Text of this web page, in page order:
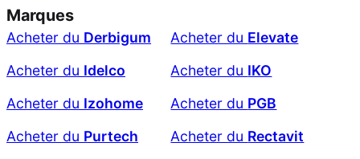
Marques
Acheter du Derbigum Acheter du Elevate
Acheter du Idelco Acheter du IKO
Acheter du Izohome Acheter du PGB
Acheter du Purtech Acheter du Rectavit